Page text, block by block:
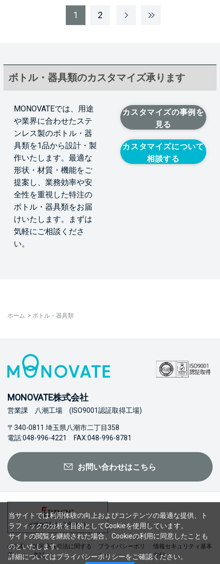
1 2
ボトル・器具類のカスタマイズ承ります
MONOVATEでは、用途
や業界に合わせたステ
ンレス製のボトル・器
具類を1品から設計・製
作いたします。最適な
形状・材質・機能をご
提案し、業務効率や安
全性を重視した特注の
ボトル・器具類をお届
けいたします。まずは
気軽にご相談くださ
い。
カスタマイズの事例を
見る
カスタマイズについて
相談する
ホーム > ボトル・器具類
MONOVATE株式会社
営業課 八潮工場 (ISO9001認証取得工場)
〒340-0811 埼玉県八潮市二丁目358
電話:048-996-4221 FAX:048-996-8781
お問い合わせはこちら
会社概
要
特定商取引法に関する
表記
プライバシーポリ
シー
情報セキュリティ基本
方針
当サイトでは利用体験の向上およびコンテンツの最適な提供、ト
ラフィックの分析を目的としてCookieを使用しています。
サイトの閲覧を継続された場合、Cookieの利用に同意したことも
のといたします。
詳細についてはプライバシーポリシーをご確認ください。